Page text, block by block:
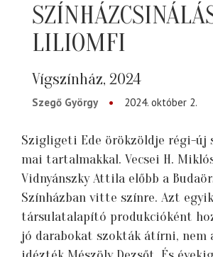
LILIOMFI
Vígszínház, 2024
Szegő György 2024. október 2.
Szigligeti Ede örökzöldje régi-új
mai tartalmakkal. Vecsei H.
Vidnyánszky Attila előbb a
Színházban vitte színre. Azt egyik
társulatalapító produkcióként
jó darabokat szokták átírni, nem